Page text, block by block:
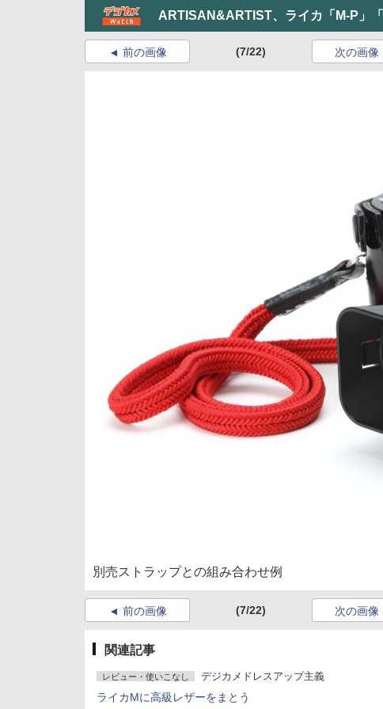
ARTISAN&ARTIST、ライカ「M-P」
前の画像 (7/22) 次の画像
別売ストラップとの組み合わせ例
前の画像 (7/22) 次の画像
関連記事
レビュー・使いこなし デジカメドレスアップ主義
ライカMに高級レザーをまとう